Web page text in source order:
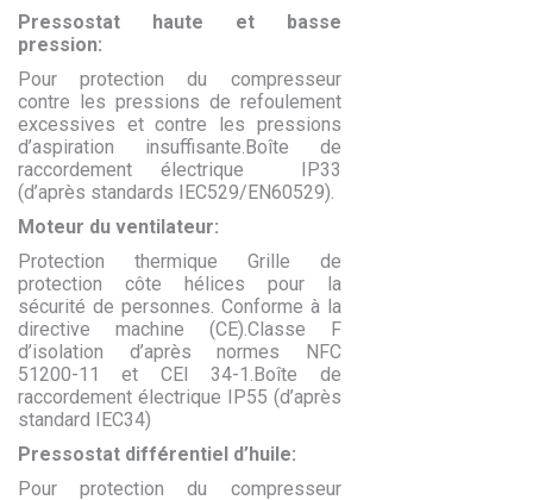
Pressostat haute et basse
pression:
Pour protection du compresseur
contre les pressions de refoulement
excessives et contre les pressions
d’aspiration insuffisante.Boîte de
raccordement électrique IP33
(d’après standards IEC529/EN60529).
Moteur du ventilateur:
Protection thermique Grille de
protection côte hélices pour la
sécurité de personnes. Conforme à la
directive machine (CE).Classe F
d’isolation d’après normes NFC
51200-11 et CEI 34-1.Boîte de
raccordement électrique IP55 (d’après
standard IEC34)
Pressostat différentiel d’huile:
Pour protection du compresseur